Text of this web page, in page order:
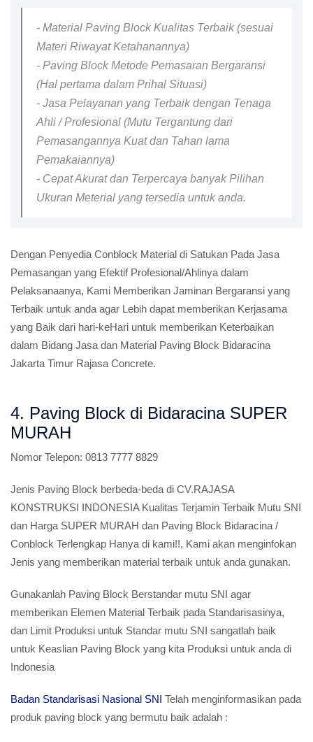
- Material Paving Block Kualitas Terbaik (sesuai
Materi Riwayat Ketahanannya)
- Paving Block Metode Pemasaran Bergaransi
(Hal pertama dalam Prihal Situasi)
- Jasa Pelayanan yang Terbaik dengan Tenaga
Ahli / Profesional (Mutu Tergantung dari
Pemasangannya Kuat dan Tahan lama
Pemakaiannya)
- Cepat Akurat dan Terpercaya banyak Pilihan
Ukuran Meterial yang tersedia untuk anda.
Dengan Penyedia Conblock Material di Satukan Pada Jasa
Pemasangan yang Efektif Profesional/Ahlinya dalam
Pelaksanaanya, Kami Memberikan Jaminan Bergaransi yang
Terbaik untuk anda agar Lebih dapat memberikan Kerjasama
yang Baik dari hari-keHari untuk memberikan Keterbaikan
dalam Bidang Jasa dan Material Paving Block Bidaracina
Jakarta Timur Rajasa Concrete.
4. Paving Block di Bidaracina SUPER
MURAH
Nomor Telepon: 0813 7777 8829
Jenis Paving Block berbeda-beda di CV.RAJASA
KONSTRUKSI INDONESIA Kualitas Terjamin Terbaik Mutu SNI
dan Harga SUPER MURAH dan Paving Block Bidaracina /
Conblock Terlengkap Hanya di kami!!, Kami akan menginfokan
Jenis yang memberikan material terbaik untuk anda gunakan.
Gunakanlah Paving Block Berstandar mutu SNI agar
memberikan Elemen Material Terbaik pada Standarisasinya,
dan Limit Produksi untuk Standar mutu SNI sangatlah baik
untuk Keaslian Paving Block yang kita Produksi untuk anda di
Indonesia
Badan Standarisasi Nasional SNI Telah menginformasikan pada
produk paving block yang bermutu baik adalah :